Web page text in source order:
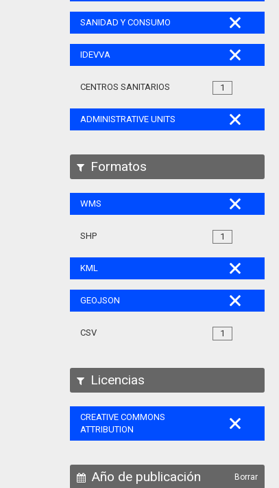
SANIDAD Y CONSUMO
IDEVVA
1
CENTROS SANITARIOS
ADMINISTRATIVE UNITS
Formatos
WMS
1
SHP
KML
GEOJSON
1
CSV
Licencias
CREATIVE COMMONS
ATTRIBUTION
Año de publicación Borrar